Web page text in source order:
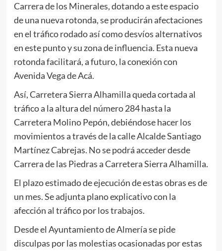
Carrera de los Minerales, dotando a este espacio
de una nueva rotonda, se producirán afectaciones
en el tráfico rodado así como desvíos alternativos
en este punto y su zona de influencia. Esta nueva
rotonda facilitará, a futuro, la conexión con
Avenida Vega de Acá.
Así, Carretera Sierra Alhamilla queda cortada al
tráfico a la altura del número 284 hasta la
Carretera Molino Pepón, debiéndose hacer los
movimientos a través de la calle Alcalde Santiago
Martínez Cabrejas. No se podrá acceder desde
Carrera de las Piedras a Carretera Sierra Alhamilla.
El plazo estimado de ejecución de estas obras es de
un mes. Se adjunta plano explicativo con la
afección al tráfico por los trabajos.
Desde el Ayuntamiento de Almería se pide
disculpas por las molestias ocasionadas por estas